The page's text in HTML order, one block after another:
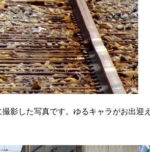
影した写真です。ゆるキャラがお出迎え